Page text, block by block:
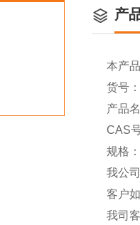
产
本产
货号
产品
CAS
规格
我公
客户
我司